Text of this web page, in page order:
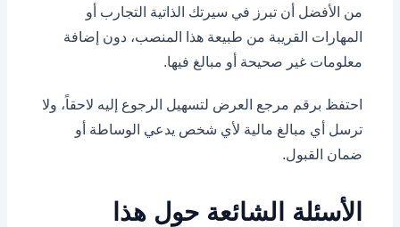
من الأفضل أن تبرز في سيرتك الذاتية التجارب أو
المهارات القريبة من طبيعة هذا المنصب، دون إضافة
معلومات غير صحيحة أو مبالغ فيها.
احتفظ برقم مرجع العرض لتسهيل الرجوع إليه لاحقاً، ولا
ترسل أي مبالغ مالية لأي شخص يدعي الوساطة أو
ضمان القبول.
الأسئلة الشائعة حول هذا